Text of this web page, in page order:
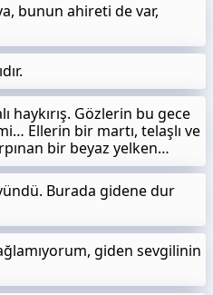
bunun ahireti de var,
haykırış. Gözlerin bu gece
Ellerin bir martı, telaşlı ve
bir beyaz yelken…
Burada gidene dur
giden sevgilinin